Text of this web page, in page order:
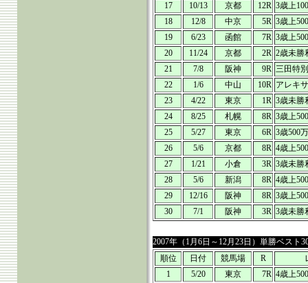
17
10/13 京都 12R 3歳上
18
12/8 中京 5R 3歳上
19
6/23 函館 7R 3歳上
20
11/24 京都 2R 2歳未勝
21
7/8 阪神 9R 三田特別
22
1/6 中山 10R アレキ
23
4/22 東京 1R 3歳未勝
24
8/25 札幌 8R 3歳上
25
5/27 東京 6R 3歳500
26
5/6 京都 8R 4歳上
27
1/21 小倉 3R 3歳未勝
28
5/6 新潟 8R 4歳上
29
12/16 阪神 8R 3歳上
30
7/1 阪神 3R 3歳未勝
2007年（1月6日～12月23日）単勝ベスト
順位
日付 競馬場 R
1
5/20 東京 7R 4歳上